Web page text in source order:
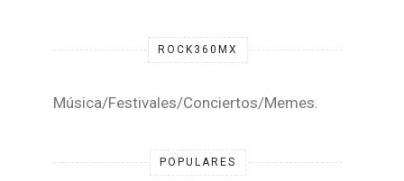
ROCK360MX
Música/Festivales/Conciertos/Memes.
POPULARES